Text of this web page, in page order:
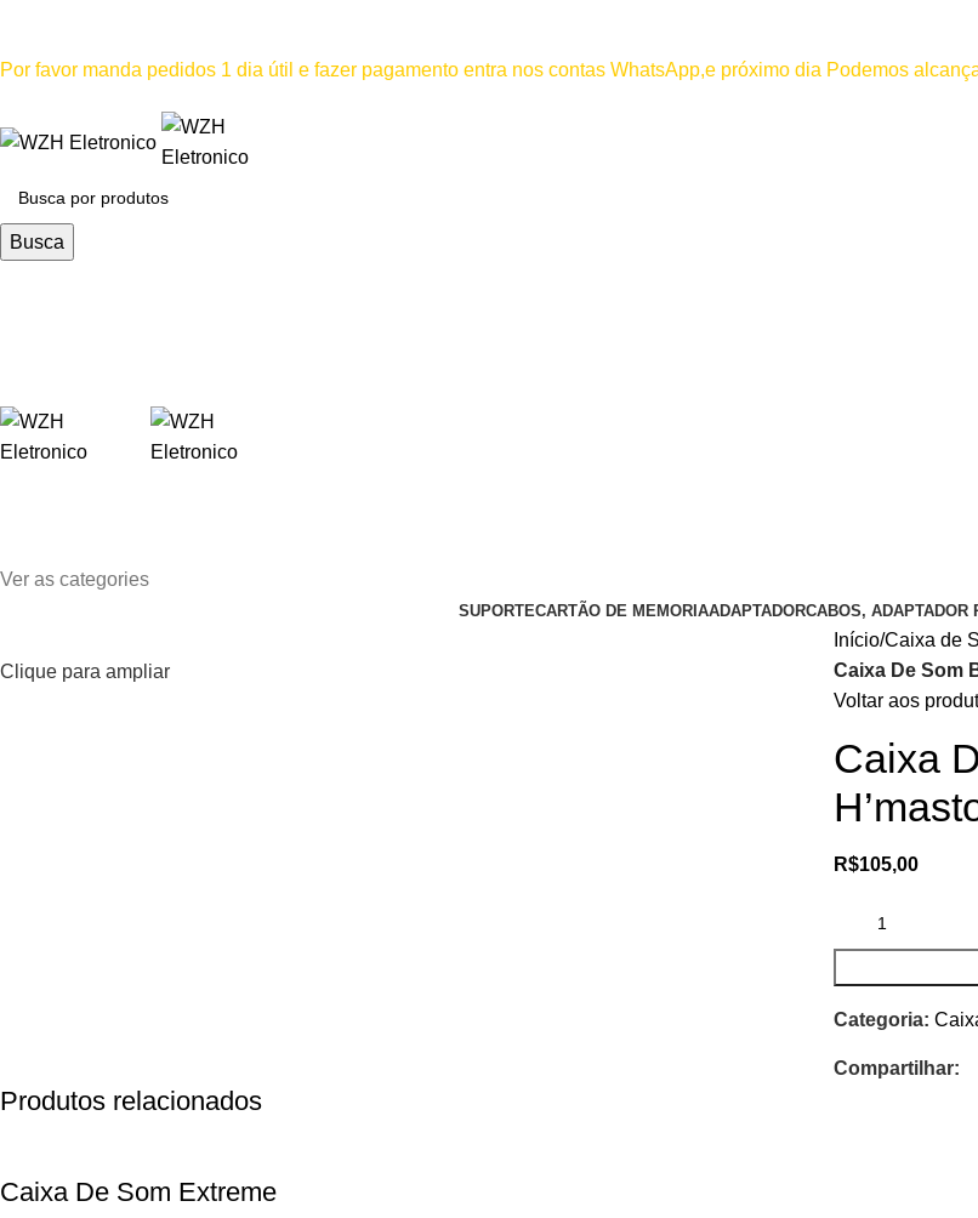
Por favor manda pedidos 1 dia útil e fazer pagamento entra nos contas WhatsApp,e próximo dia Podemos
Busca
Ver as categories
SUPORTECARTÃO DE MEMORIAADAPTADORCABOS, ADAPTADOR
Clique para ampliar
Início Caixa de
Caixa De Som
Voltar aos
Caixa
R$105,00
Categoria:
Compartilhar:
Produtos relacionados
Caixa De Som Extreme